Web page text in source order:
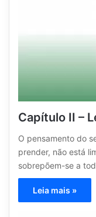
Capítulo II –
O pensamento do
prender, não está
sobrepõem-se a
Leia mais »